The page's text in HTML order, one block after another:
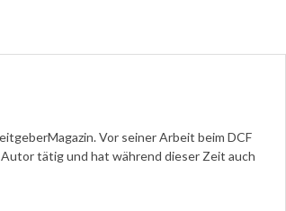
Vor seiner Arbeit beim DCF
tätig und hat während dieser Zeit auch